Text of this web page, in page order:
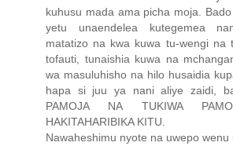
kuhusu mada ama picha moja.
yetu unaendelea kutegemea
matatizo na kwa kuwa tu-wengi na
tofauti, tunaishia kuwa na
wa masuluhisho na hilo husaidia
hapa si juu ya nani aliye zaidi,
PAMOJA NA TUKIWA
HAKITAHARIBIKA KITU.
Nawaheshimu nyote na uwepo wenu